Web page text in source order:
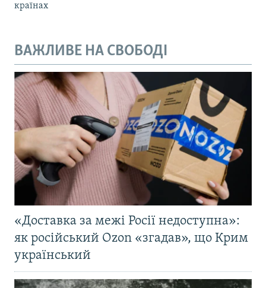
країнах
ВАЖЛИВЕ НА СВОБОДІ
«Доставка за межі Росії недоступна»:
як російський Ozon «згадав», що Крим
український